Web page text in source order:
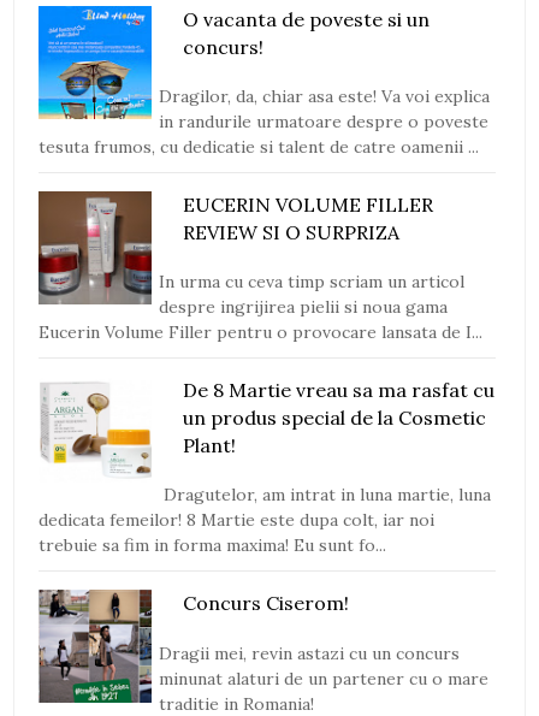
O vacanta de poveste si un
concurs!
Dragilor, da, chiar asa este! Va voi explica
in randurile urmatoare despre o poveste
tesuta frumos, cu dedicatie si talent de catre oamenii ...
EUCERIN VOLUME FILLER
REVIEW SI O SURPRIZA
In urma cu ceva timp scriam un articol
despre ingrijirea pielii si noua gama
Eucerin Volume Filler pentru o provocare lansata de I...
De 8 Martie vreau sa ma rasfat cu
un produs special de la Cosmetic
Plant!
Dragutelor, am intrat in luna martie, luna
dedicata femeilor! 8 Martie este dupa colt, iar noi
trebuie sa fim in forma maxima! Eu sunt fo...
Concurs Ciserom!
Dragii mei, revin astazi cu un concurs
minunat alaturi de un partener cu o mare
traditie in Romania!